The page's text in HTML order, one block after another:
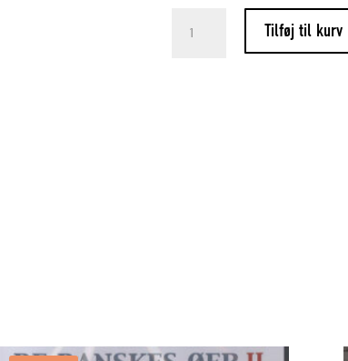
Fugl
Tilføj til kurv